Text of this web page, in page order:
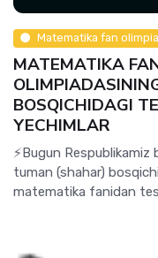
Matematika fan
MATEMATIKA
BOSQICHIDAGI
YECHIMLAR
⚡️Bugun
tuman (shahar)
matematika fanidan